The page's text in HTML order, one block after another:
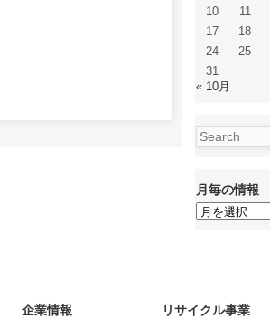
10
11
17
18
24
25
31
« 10月
月毎の情報
月
毎
企業情報 リサイクル事業